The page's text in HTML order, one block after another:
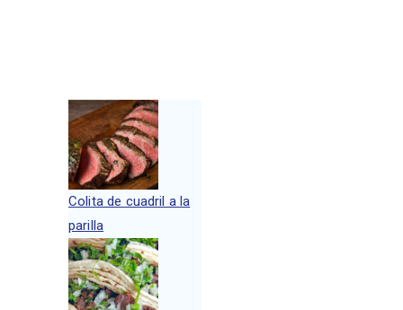
Colita de cuadril a la
parilla